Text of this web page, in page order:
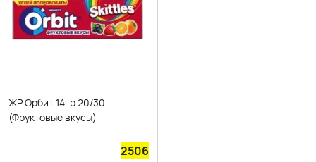
ЖР Орбит 14гр 20/30
(Фруктовые вкусы)
2506